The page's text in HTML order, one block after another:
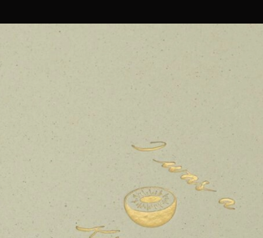
ショ
ノートブック
The Original
ミニノートブッ
ダイアリー
パーソナル・ダイ
12カ月ダイアリー
すべて見る
スマートライテ
モレスキンスマ
モレスキンスマー
Blackwing x モレス
Kaweco x モレスキ
Reframe サングラス
ムーミン コレクシ
キム・ジョンギ
キム・ジョンギ
Impressions of
ン
すべて見る
バックパック
限定版バックパッ
アートを愛する
プロフェッショ
ミニマリストへ
カントリー・テ
ション
プライドをいつも
Mardi Mercredi ×
ング・シス
スマートライテ
スマートノートブ
スマートダイアリ
Notes
モレスキン Journal
モレスキン Planner
パーソナライズ
ービス
サブカテゴリ
ー
ック
ーシップ
フェスト
録
次回のご購入時に10% オフと送料無料
イズの2冊ご購入で1冊無料
りの割引（1ヶ月有効）
6,500円以